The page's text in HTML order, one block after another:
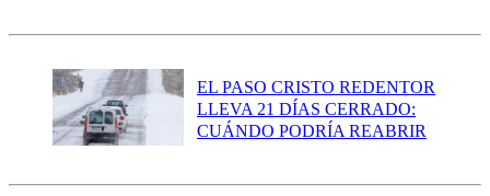
EL PASO CRISTO REDENTOR
LLEVA 21 DÍAS CERRADO:
CUÁNDO PODRÍA REABRIR